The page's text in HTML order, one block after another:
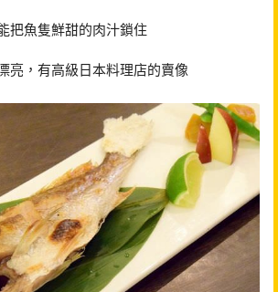
把魚隻鮮甜的肉汁鎖住
亮，有高級日本料理店的賣像